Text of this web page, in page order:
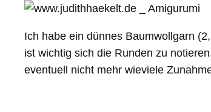
Ich habe ein dünnes Baumwollgarn
ist wichtig sich die Runden zu
eventuell nicht mehr wieviele